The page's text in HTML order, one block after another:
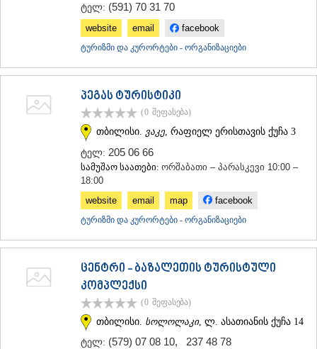
ᲡᲐᲛᲔᲒᲠᲔᲚᲝ/ᲖᲔᲛᲝ ᲡᲕᲐᲜᲔᲗᲘ
ᲖᲣᲒᲓᲘᲓᲘ
ᲛᲔᲡᲢᲘᲐ
ᲡᲔᲜᲐᲙᲘ
ᲡᲐᲛᲪᲮᲔ–ᲯᲐᲕᲐᲮᲔᲗᲘ
ᲐᲡᲞᲘᲜᲫᲐ
ᲐᲮᲐᲚᲪᲘᲮᲔ
ᲑᲝᲠᲯᲝᲛᲘ
ტელ: (591) 70 31 70
website email facebook
ტურიზმი და კურორტები - ორგანიზაციები
პეგას ტურისტიკი
(0 შეფასება)
თბილისი. ვაკე , რაფიელ ერისთავის ქუჩა 3
ტელ: 205 06 66
სამუშაო საათები: ორშაბათი – პარასკევი 10:00 –
18:00
website
email map facebook
ტურიზმი და კურორტები - ორგანიზაციები
ცენტრი - ბაზალეთის ტურისტული
კომპლექსი
(0 შეფასება)
თბილისი. სოლოლაკი, ლ. ასათიანის ქუჩა 14
ტელ: (579) 07 08 10, 237 48 78